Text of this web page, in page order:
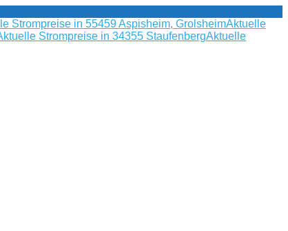
Strompreise in 55459 Aspisheim, GrolsheimAktuelle
Strompreise in 34355 StaufenbergAktuelle